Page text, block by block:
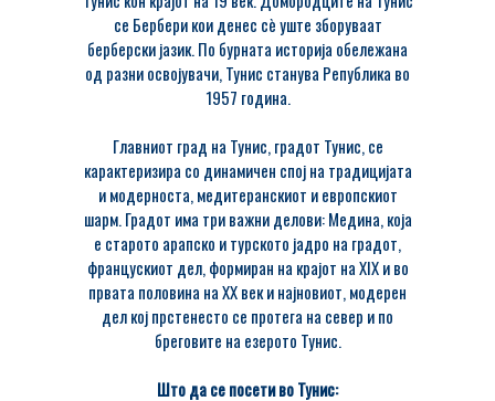
се Бербери кои денес сè уште зборуваат
берберски јазик. По бурната историја обележана
од разни освојувачи, Тунис станува Република во
1957 година.
Главниот град на Тунис, градот Тунис, се
карактеризира со динамичен спој на традицијата
и модерноста, медитеранскиот и европскиот
шарм. Градот има три важни делови: Медина, која
е старото арапско и турското јадро на градот,
францускиот дел, формиран на крајот на XIX и во
првата половина на XX век и најновиот, модерен
дел кој прстенесто се протега на север и по
бреговите на езерото Тунис.
Што да се посети во Тунис: